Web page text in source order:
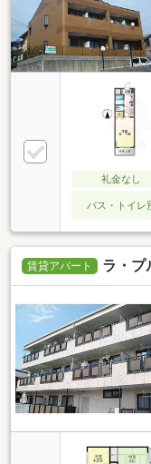
礼金なし
バス・トイレ
賃貸アパート ラ・プ